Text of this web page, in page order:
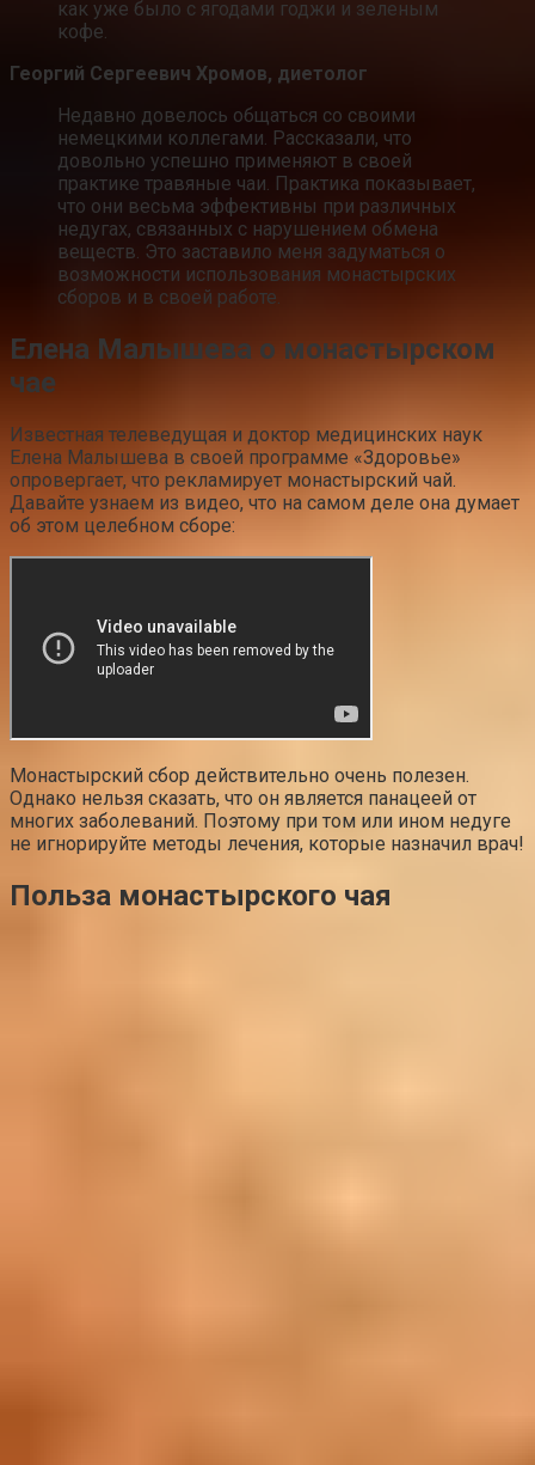
как уже было с ягодами годжи и зеленым
кофе.
Георгий Сергеевич Хромов, диетолог
Недавно довелось общаться со своими
немецкими коллегами. Рассказали, что
довольно успешно применяют в своей
практике травяные чаи. Практика показывает,
что они весьма эффективны при различных
недугах, связанных с нарушением обмена
веществ. Это заставило меня задуматься о
возможности использования монастырских
сборов и в своей работе.
Елена Малышева о монастырском
чае
Известная телеведущая и доктор медицинских наук
Елена Малышева в своей программе «Здоровье»
опровергает, что рекламирует монастырский чай.
Давайте узнаем из видео, что на самом деле она думает
об этом целебном сборе:
Монастырский сбор действительно очень полезен.
Однако нельзя сказать, что он является панацеей от
многих заболеваний. Поэтому при том или ином недуге
не игнорируйте методы лечения, которые назначил врач!
Польза монастырского чая